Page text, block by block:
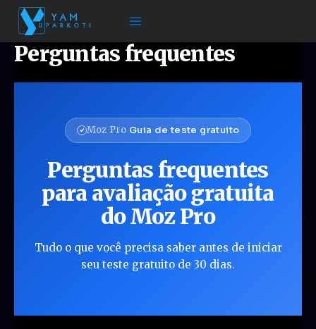
para
o
conteúdo
Perguntas frequentes
Moz Pro Guia de teste gratuito
Perguntas frequentes
para avaliação gratuita
do Moz Pro
Tudo o que você precisa saber antes de iniciar
seu teste gratuito de 30 dias.